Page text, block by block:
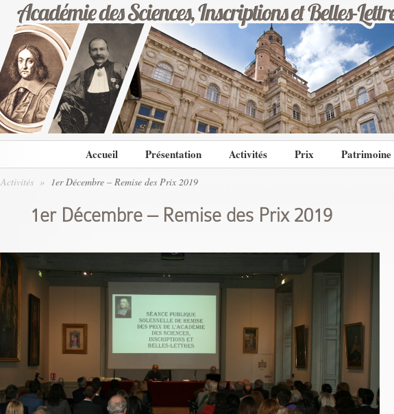
Accueil Présentation Activités Prix Patrimoine
Activités » 1er Décembre – Remise des Prix 2019
1er Décembre – Remise des Prix 2019